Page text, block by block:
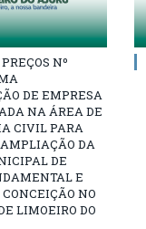
Nº
DE EMPRESA
NA ÁREA DE
CIVIL PARA
DA
DE
E
NO
LIMOEIRO DO